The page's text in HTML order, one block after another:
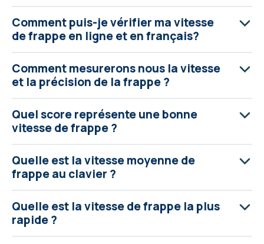
Comment puis-je vérifier ma vitesse
de frappe en ligne et en français?
Comment mesurerons nous la vitesse
et la précision de la frappe ?
Quel score représente une bonne
vitesse de frappe ?
Quelle est la vitesse moyenne de
frappe au clavier ?
Quelle est la vitesse de frappe la plus
rapide ?